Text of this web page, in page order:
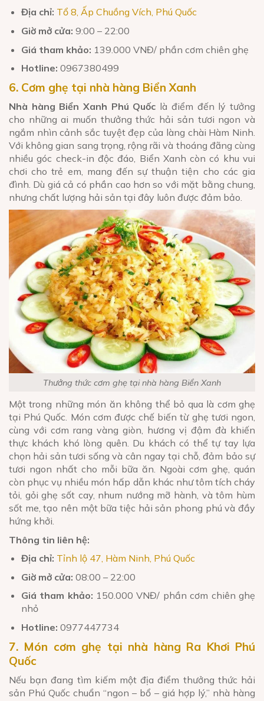
Địa chỉ: Tổ 8, Ấp Chuồng Vích, Phú Quốc
Giờ mở cửa: 9:00 – 22:00
Giá tham khảo: 139.000 VNĐ/ phần cơm chiên ghẹ
Hotline: 0967380499
6. Cơm ghẹ tại nhà hàng Biển Xanh
Nhà hàng Biển Xanh Phú Quốc là điểm đến lý tưởng
cho những ai muốn thưởng thức hải sản tươi ngon và
ngắm nhìn cảnh sắc tuyệt đẹp của làng chài Hàm Ninh.
Với không gian sang trọng, rộng rãi và thoáng đãng cùng
nhiều góc check-in độc đáo, Biển Xanh còn có khu vui
chơi cho trẻ em, mang đến sự thuận tiện cho các gia
đình. Dù giá cả có phần cao hơn so với mặt bằng chung,
nhưng chất lượng hải sản tại đây luôn được đảm bảo.
Thưởng thức cơm ghẹ tại nhà hàng Biển Xanh
Một trong những món ăn không thể bỏ qua là cơm ghẹ
tại Phú Quốc. Món cơm được chế biến từ ghẹ tươi ngon,
cùng với cơm rang vàng giòn, hương vị đậm đà khiến
thực khách khó lòng quên. Du khách có thể tự tay lựa
chọn hải sản tươi sống và cân ngay tại chỗ, đảm bảo sự
tươi ngon nhất cho mỗi bữa ăn. Ngoài cơm ghẹ, quán
còn phục vụ nhiều món hấp dẫn khác như tôm tích cháy
tỏi, gỏi ghẹ sốt cay, nhum nướng mỡ hành, và tôm hùm
sốt me, tạo nên một bữa tiệc hải sản phong phú và đầy
hứng khởi.
Thông tin liên hệ:
Địa chỉ: Tỉnh lộ 47, Hàm Ninh, Phú Quốc
Giờ mở cửa: 08:00 – 22:00
Giá tham khảo: 150.000 VNĐ/ phần cơm chiên ghẹ
nhỏ
Hotline: 0977447734
7. Món cơm ghẹ tại nhà hàng Ra Khơi Phú
Quốc
Nếu bạn đang tìm kiếm một địa điểm thưởng thức hải
sản Phú Quốc chuẩn “ngon – bổ – giá hợp lý,” nhà hàng